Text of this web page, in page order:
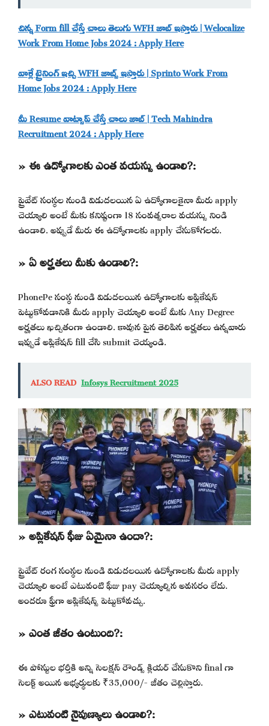
చిన్న Form fill చేస్తే చాలు తెలుగు WFH జాబ్ ఇస్తారు | Welocalize
Work From Home Jobs 2024 : Apply Here
వాళ్లే ట్రైనింగ్ ఇచ్చి WFH జాబ్స్ ఇస్తారు | Sprinto Work From
Home Jobs 2024 : Apply Here
మీ Resume వాట్సాప్ చేస్తే చాలు జాబ్ | Tech Mahindra
Recruitment 2024 : Apply Here
» ఈ ఉద్యోగాలకు ఎంత వయస్సు ఉండాలి?:
ప్రైవేట్ సంస్థల నుండి విడుదలయిన ఏ ఉద్యోగాలకైనా మీరు apply
చెయ్యాలి అంటే మీకు కనిష్టంగా 18 సంవత్సరాల వయస్సు నిండి
ఉండాలి. అప్పుడే మీరు ఈ ఉద్యోగాలకు apply చేసుకోగలరు.
» ఏ అర్హతలు మీకు ఉండాలి?:
PhonePe సంస్థ నుండి విడుదలయిన ఉద్యోగాలకు అప్లికేషన్
పెట్టుకోవడానికి మీరు apply చెయ్యాలి అంటే మీకు Any Degree
అర్హతలు ఖచ్చితంగా ఉండాలి. కావున పైన తెలిపిన అర్హతలు ఉన్నవారు
ఇప్పుడే అప్లికేషన్ fill చేసి submit చెయ్యండి.
ALSO READ Infosys Recruitment 2025
» అప్లికేషన్ ఫీజు ఏమైనా ఉందా?:
ప్రైవేట్ రంగ సంస్థల నుండి విడుదలయిన ఉద్యోగాలకు మీరు apply
చెయ్యాలి అంటే ఎటువంటి ఫీజు pay చెయ్యాల్సిన అవసరం లేదు.
అందరూ ఫ్రీగా అప్లికేషన్స్ పెట్టుకోవచ్చు.
» ఎంత జీతం ఉంటుంది?:
ఈ పోస్టుల భర్తీకి అన్ని సెలక్షన్ రౌండ్స్ క్లియర్ చేసుకొని final గా
సెలక్ట్ అయిన అభ్యర్థులకు ₹35,000/- జీతం చెల్లిస్తారు.
» ఎటువంటి నైపుణ్యాలు ఉండాలి?: